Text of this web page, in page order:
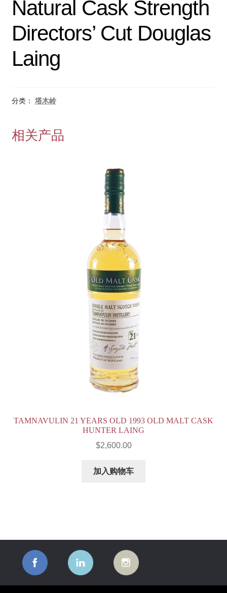
Natural Cask Strength
Directors’ Cut Douglas
Laing
分类： 塔木岭
相关产品
TAMNAVULIN 21 YEARS OLD 1993 OLD MALT CASK
HUNTER LAING
$2,600.00
加入购物车